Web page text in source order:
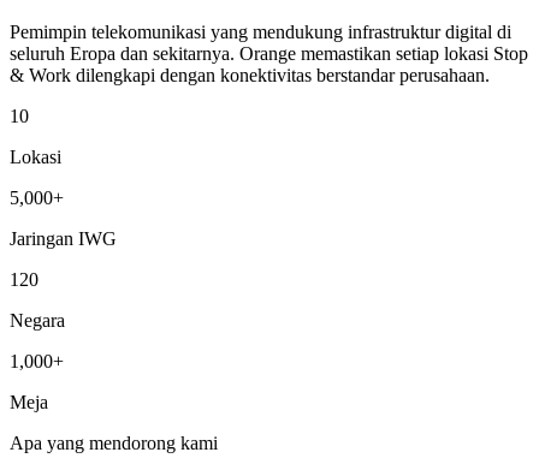
Pemimpin telekomunikasi yang mendukung infrastruktur digital di
seluruh Eropa dan sekitarnya. Orange memastikan setiap lokasi Stop
& Work dilengkapi dengan konektivitas berstandar perusahaan.
10
Lokasi
5,000+
Jaringan IWG
120
Negara
1,000+
Meja
Apa yang mendorong kami